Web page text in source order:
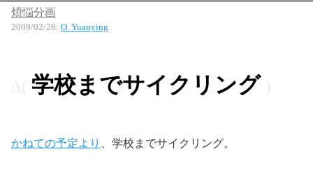
煩悩分画
2009/02/28: O. Yuanying
学校までサイクリング
かねての予定より 、学校までサイクリング。